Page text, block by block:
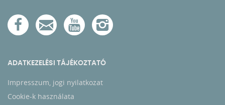
ADATKEZELÉSI TÁJÉKOZTATÓ
Impresszum, jogi nyilatkozat
Cookie-k használata